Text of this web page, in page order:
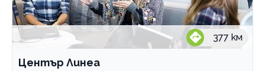
377 км
Център Линеа